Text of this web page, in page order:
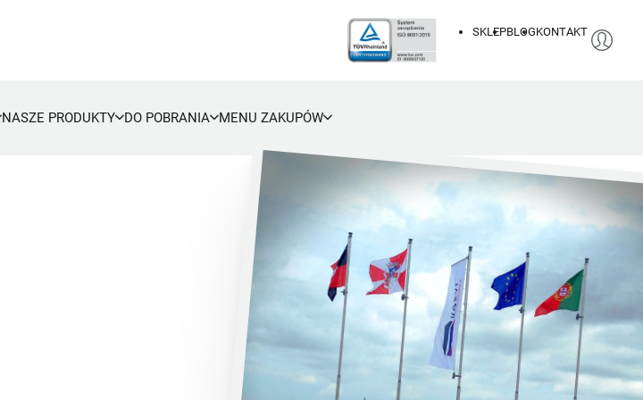
SKLEPBLOGKONTAKT
NASZE PRODUKTY DO POBRANIA MENU ZAKUPÓW